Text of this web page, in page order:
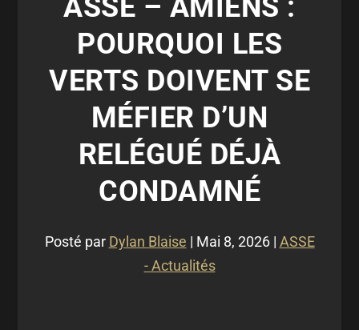
ASSE – AMIENS :
POURQUOI LES
VERTS DOIVENT SE
MÉFIER D’UN
RELÉGUÉ DÉJÀ
CONDAMNÉ
Posté par Dylan Blaise | Mai 8, 2026| ASSE
- Actualités